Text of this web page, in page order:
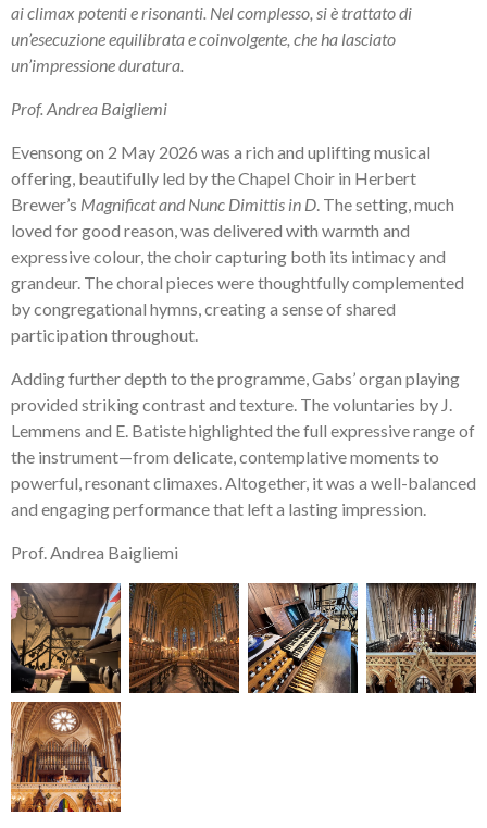
ai climax potenti e risonanti. Nel complesso, si è trattato di
un’esecuzione equilibrata e coinvolgente, che ha lasciato
un’impressione duratura.
Prof. Andrea Baigliemi
Evensong on 2 May 2026 was a rich and uplifting musical
offering, beautifully led by the Chapel Choir in Herbert
Brewer’s Magnificat and Nunc Dimittis in D. The setting, much
loved for good reason, was delivered with warmth and
expressive colour, the choir capturing both its intimacy and
grandeur. The choral pieces were thoughtfully complemented
by congregational hymns, creating a sense of shared
participation throughout.
Adding further depth to the programme, Gabs’ organ playing
provided striking contrast and texture. The voluntaries by J.
Lemmens and E. Batiste highlighted the full expressive range of
the instrument—from delicate, contemplative moments to
powerful, resonant climaxes. Altogether, it was a well-balanced
and engaging performance that left a lasting impression.
Prof. Andrea Baigliemi